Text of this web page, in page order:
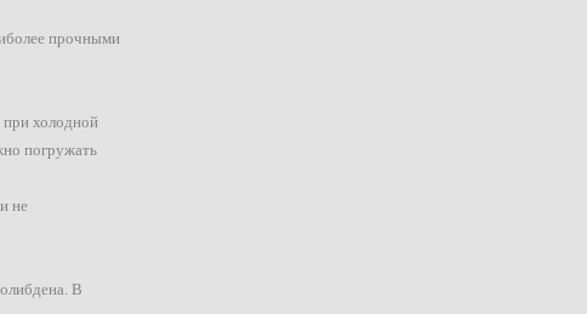
прочными
при холодной
погружать
не
В